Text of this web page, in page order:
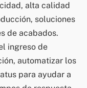
alta calidad
soluciones
de acabados.
ingreso de
automatizar los
para ayudar a